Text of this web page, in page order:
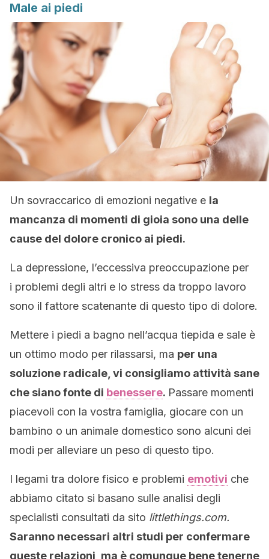
Male ai piedi
Un sovraccarico di emozioni negative e la
mancanza di momenti di gioia sono una delle
cause del dolore cronico ai piedi.
La depressione, l’eccessiva preoccupazione per
i problemi degli altri e lo stress da troppo lavoro
sono il fattore scatenante di questo tipo di dolore.
Mettere i piedi a bagno nell’acqua tiepida e sale è
un ottimo modo per rilassarsi, ma per una
soluzione radicale, vi consigliamo attività sane
che siano fonte di benessere. Passare momenti
piacevoli con la vostra famiglia, giocare con un
bambino o un animale domestico sono alcuni dei
modi per alleviare un peso di questo tipo.
I legami tra dolore fisico e problemi emotivi che
abbiamo citato si basano sulle analisi degli
specialisti consultati da sito littlethings.com.
Saranno necessari altri studi per confermare
queste relazioni, ma è comunque bene tenerne